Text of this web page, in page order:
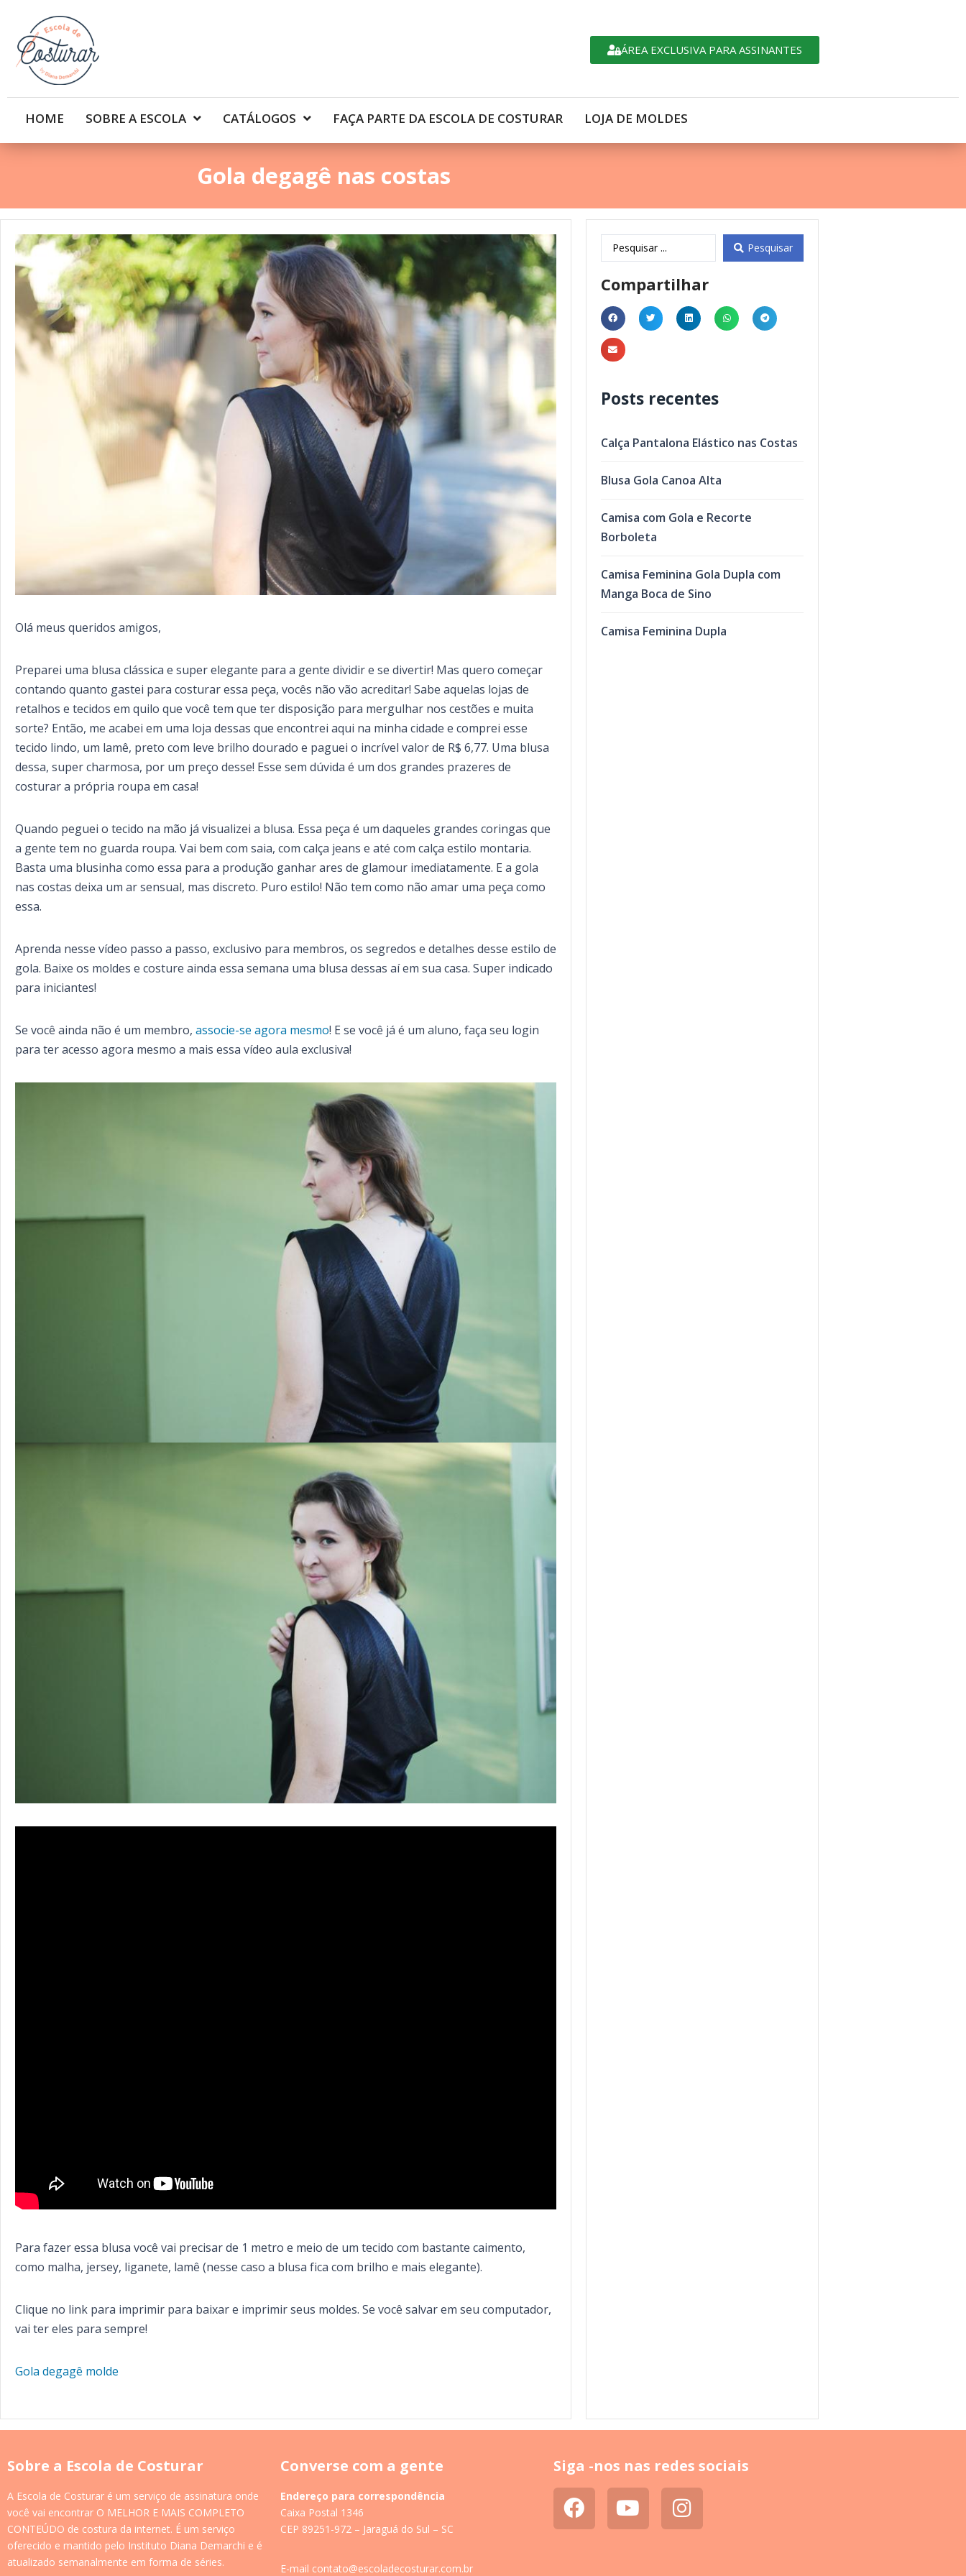
ÁREA EXCLUSIVA PARA ASSINANTES
HOME SOBRE A ESCOLA CATÁLOGOS FAÇA PARTE DA ESCOLA DE COSTURAR LOJA DE MOLDES
Gola degagê nas costas
Olá meus queridos amigos,
Preparei uma blusa clássica e super elegante para a gente dividir e se divertir! Mas quero começar
contando quanto gastei para costurar essa peça, vocês não vão acreditar! Sabe aquelas lojas de
retalhos e tecidos em quilo que você tem que ter disposição para mergulhar nos cestões e muita
sorte? Então, me acabei em uma loja dessas que encontrei aqui na minha cidade e comprei esse
tecido lindo, um lamê, preto com leve brilho dourado e paguei o incrível valor de R$ 6,77. Uma blusa
dessa, super charmosa, por um preço desse! Esse sem dúvida é um dos grandes prazeres de
costurar a própria roupa em casa!
Quando peguei o tecido na mão já visualizei a blusa. Essa peça é um daqueles grandes coringas que
a gente tem no guarda roupa. Vai bem com saia, com calça jeans e até com calça estilo montaria.
Basta uma blusinha como essa para a produção ganhar ares de glamour imediatamente. E a gola
nas costas deixa um ar sensual, mas discreto. Puro estilo! Não tem como não amar uma peça como
essa.
Aprenda nesse vídeo passo a passo, exclusivo para membros, os segredos e detalhes desse estilo de
gola. Baixe os moldes e costure ainda essa semana uma blusa dessas aí em sua casa. Super indicado
para iniciantes!
Se você ainda não é um membro, associe-se agora mesmo! E se você já é um aluno, faça seu login
para ter acesso agora mesmo a mais essa vídeo aula exclusiva!
Para fazer essa blusa você vai precisar de 1 metro e meio de um tecido com bastante caimento,
como malha, jersey, liganete, lamê (nesse caso a blusa fica com brilho e mais elegante).
Clique no link para imprimir para baixar e imprimir seus moldes. Se você salvar em seu computador,
vai ter eles para sempre!
Gola degagê molde
Pesquisar
Compartilhar
Posts recentes
Calça Pantalona Elástico nas Costas
Blusa Gola Canoa Alta
Camisa com Gola e Recorte
Borboleta
Camisa Feminina Gola Dupla com
Manga Boca de Sino
Camisa Feminina Dupla
Sobre a Escola de Costurar
A Escola de Costurar é um serviço de assinatura onde
você vai encontrar O MELHOR E MAIS COMPLETO
CONTEÚDO de costura da internet. É um serviço
oferecido e mantido pelo Instituto Diana Demarchi e é
atualizado semanalmente em forma de séries.
Converse com a gente
Endereço para correspondência
Caixa Postal 1346
CEP 89251-972 – Jaraguá do Sul – SC
E-mail contato@escoladecosturar.com.br
Siga -nos nas redes sociais